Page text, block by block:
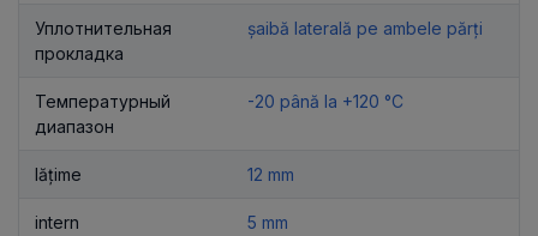
Уплотнительная
прокладка
șaibă laterală pe ambele părți
Температурный
диапазон
-20 până la +120 °C
lățime 12 mm
intern 5 mm